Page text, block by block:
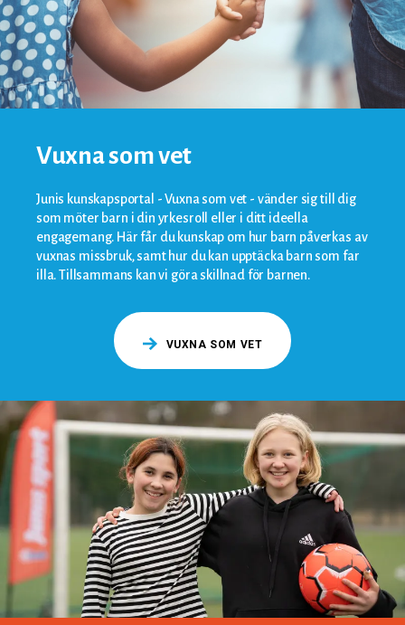
Vuxna som vet
Junis kunskapsportal - Vuxna som vet - vänder sig till dig
som möter barn i din yrkesroll eller i ditt ideella
engagemang. Här får du kunskap om hur barn påverkas av
vuxnas missbruk, samt hur du kan upptäcka barn som far
illa. Tillsammans kan vi göra skillnad för barnen.
VUXNA SOM VET